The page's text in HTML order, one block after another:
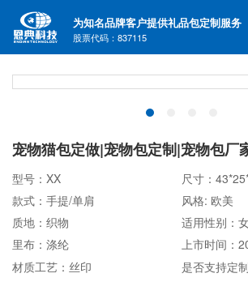
为知名品牌客户提供礼品包定制服务
股票代码：837115
宠物猫包定做|宠物包定制|宠物包厂
型号：XX
尺寸：
款式：手提/单肩
风格: 欧美
质地：织物
适用性别：
里布：涤纶
上市时间：
材质工艺：丝印
是否支持定